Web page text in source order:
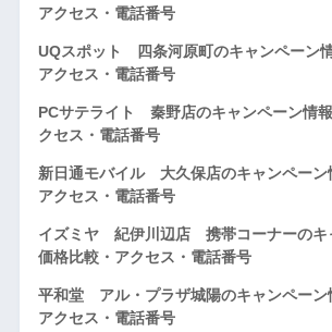
アクセス・電話番号
UQスポット 四条河原町のキャンペーン
アクセス・電話番号
PCサテライト 秦野店のキャンペーン情
クセス・電話番号
新日通モバイル 大久保店のキャンペーン
アクセス・電話番号
イズミヤ 紀伊川辺店 携帯コーナーのキ
価格比較・アクセス・電話番号
平和堂 アル・プラザ城陽のキャンペーン
アクセス・電話番号